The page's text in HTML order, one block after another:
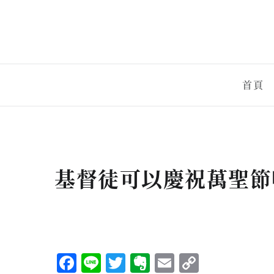
首頁
基督徒可以慶祝萬聖
Facebook
LineTwitterEvernote
Email